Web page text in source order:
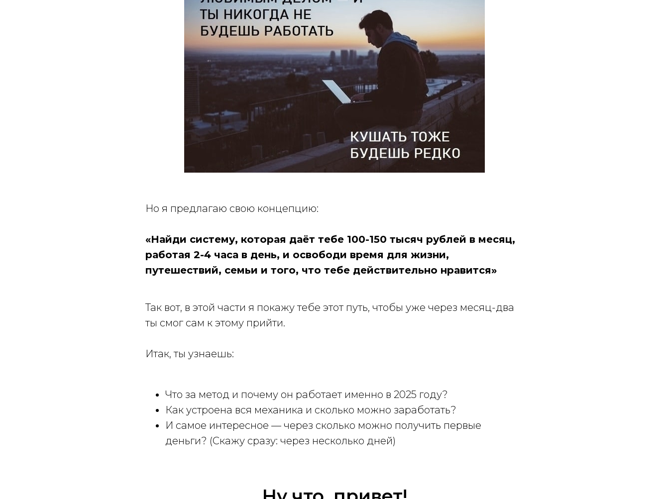
Но я предлагаю свою концепцию:
«Найди систему, которая даёт тебе 100-150 тысяч рублей в месяц,
работая 2-4 часа в день, и освободи время для жизни,
путешествий, семьи и того, что тебе действительно нравится»
Так вот, в этой части я покажу тебе этот путь, чтобы уже через месяц-два
ты смог сам к этому прийти.
Итак, ты узнаешь:
Что за метод и почему он работает именно в 2025 году?
Как устроена вся механика и сколько можно заработать?
И самое интересное — через сколько можно получить первые
деньги? (Скажу сразу: через несколько дней)